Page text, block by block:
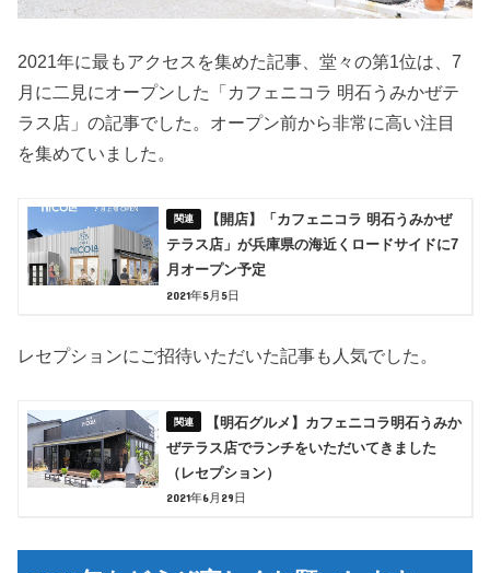
2021年に最もアクセスを集めた記事、堂々の第1位は、7
月に二見にオープンした「カフェニコラ 明石うみかぜテ
ラス店」の記事でした。オープン前から非常に高い注目
を集めていました。
【開店】「カフェニコラ 明石うみかぜ
テラス店」が兵庫県の海近くロードサイドに7
月オープン予定
2021年5月5日
レセプションにご招待いただいた記事も人気でした。
【明石グルメ】カフェニコラ明石うみか
ぜテラス店でランチをいただいてきました
（レセプション）
2021年6月29日